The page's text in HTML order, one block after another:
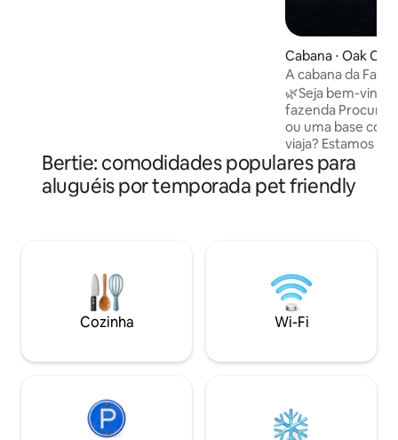
antepara e píer com rampa para barco!
Cabana ⋅ Oak City
A cabana da
🌿Seja bem-
fazenda Procurando uma fuga pacífica
ou uma base
viaja? Estamos
apresentar nosso
em 146 belos
a combinação
à disponibilidade,
regulamentos de
Norte). Envie-nos
de reservar ou
Bertie: comodidades populares para
aluguéis por temporada pet friendly
Cozinha Wi-Fi